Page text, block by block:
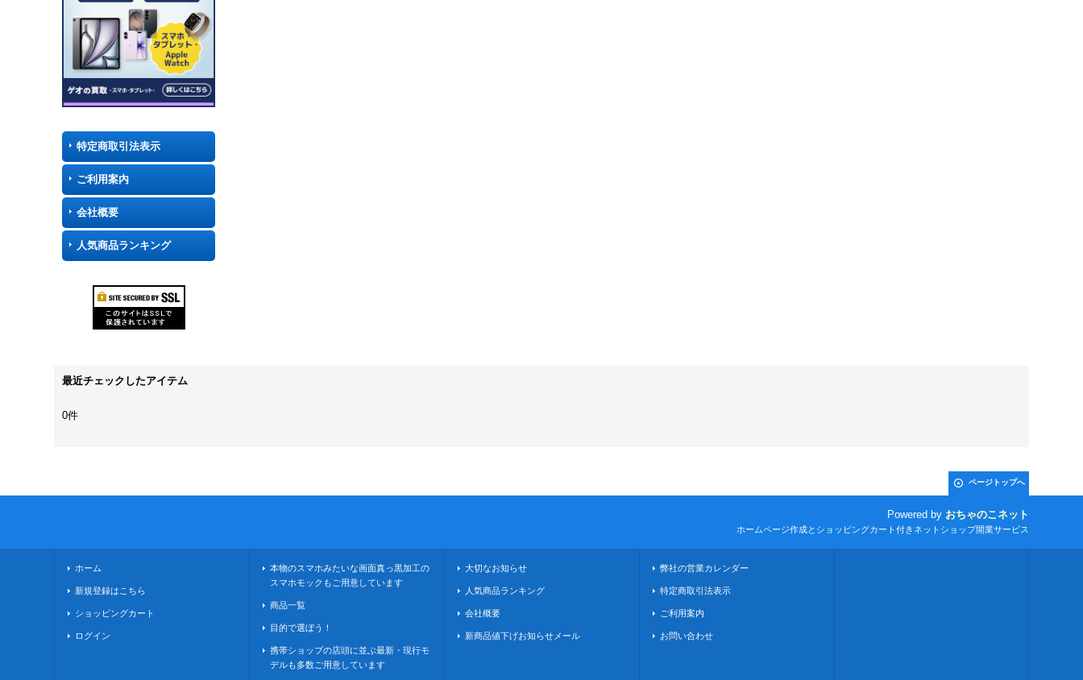
特定商取引法表示
ご利用案内
会社概要
人気商品ランキング
最近チェックしたアイテム
0件
ページトップへ
Powered by おちゃのこネット
ホームページ作成とショッピングカート付きネットショップ開業サービス
ホーム
新規登録はこちら
ショッピングカート
ログイン
本物のスマホみたいな画面真っ黒加工の
スマホモックもご用意しています
商品一覧
目的で選ぼう！
携帯ショップの店頭に並ぶ最新・現行モ
デルも多数ご用意しています
大切なお知らせ
人気商品ランキング
会社概要
新商品値下げお知らせメール
弊社の営業カレンダー
特定商取引法表示
ご利用案内
お問い合わせ